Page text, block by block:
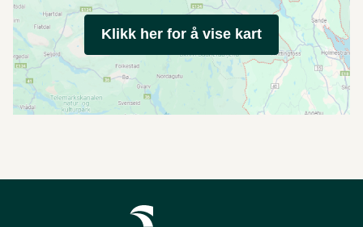
Klikk her for å vise kart